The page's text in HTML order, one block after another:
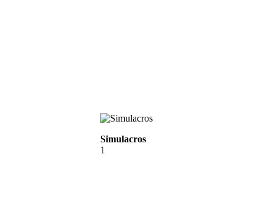
Simulacros
1